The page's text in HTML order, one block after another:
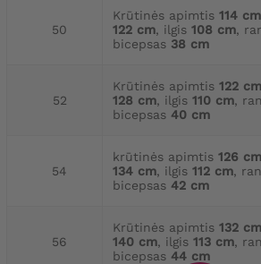
50
Krūtinės apimtis 114 cm
122 cm, ilgis 108 cm,
bicepsas 38 cm
52
Krūtinės apimtis 122 cm
128 cm, ilgis 110 cm,
bicepsas 40 cm
54
krūtinės apimtis 126 cm
134 cm, ilgis 112 cm,
bicepsas 42 cm
56
Krūtinės apimtis 132 cm
140 cm, ilgis 113 cm,
bicepsas 44 cm